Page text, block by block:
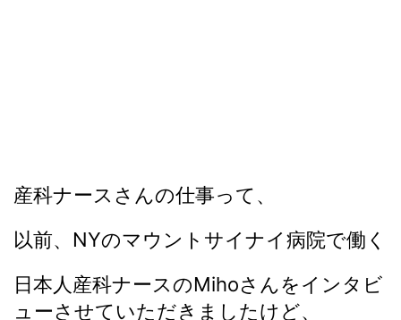
産科ナースさんの仕事って、
以前、NYのマウントサイナイ病院で働く
日本人産科ナースのMihoさんをインタビ
ューさせていただきましたけど、